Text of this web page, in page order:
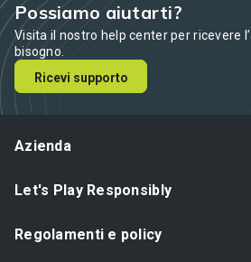
Possiamo aiutarti?
Visita il nostro help center per ricevere
bisogno.
Ricevi supporto
Azienda
Let's Play Responsibly
Regolamenti e policy